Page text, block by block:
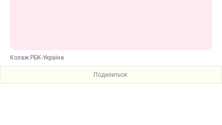
Колаж РБК-Україна
Поделиться: